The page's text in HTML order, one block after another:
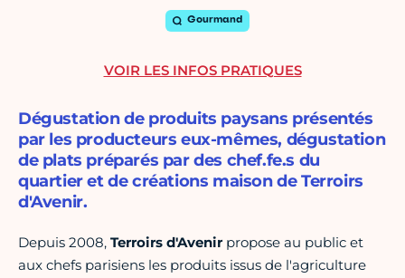
Gourmand
Dégustation de produits paysans présentés
par les producteurs eux-mêmes, dégustation
de plats préparés par des chef.fe.s du
quartier et de créations maison de Terroirs
d'Avenir.
Depuis 2008, Terroirs d'Avenirpropose au public et
aux chefs parisiens les produits issus de l'agriculture
VOIR LES INFOS PRATIQUES